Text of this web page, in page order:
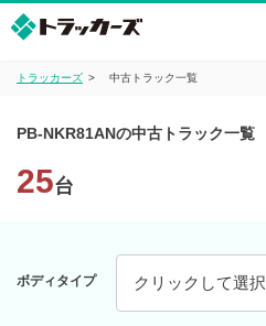
トラッカーズ 中古トラック一覧
PB-NKR81ANの中古トラック一覧
25台
ボディタイプ クリックして選択